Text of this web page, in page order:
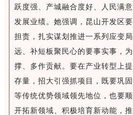
跃度强、产城融合度好、人民满
发展业绩。她强调，昆山开发区
担责，扎实谋划推进一系列应变
远、补短板聚民心的要事实事，
撑、多作贡献。要在产业转型上
存量，招大引强抓项目，既要巩
等传统优势领域领先地位，也要
开拓新领域、积极培育新动能，